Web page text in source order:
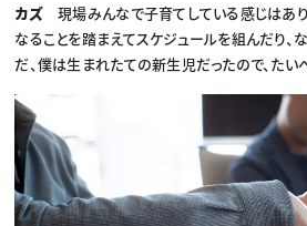
カズ現場みんなで子育てしている感じはあり
なることを踏まえてスケジュールを組んだり、
だ、僕は生まれたての新生児だったので、たい